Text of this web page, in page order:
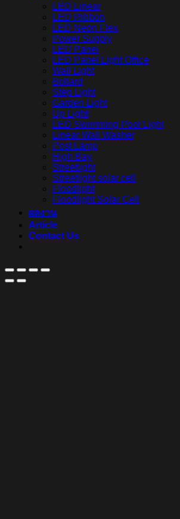
LED Linear
LED Ribbon
LED Neon Flex
Power Supply
LED Panel
LED Panel Light Office
Wall Light
Bollard
Step Light
Garden Light
Up Light
LED Swimming Pool Light
Linear Wall Washer
Post Lamp
High Bay
Streetlight
Streetlight solar cell
Floodlight
Floodlight Solar Cell
ผลงาน
Article
Contact Us